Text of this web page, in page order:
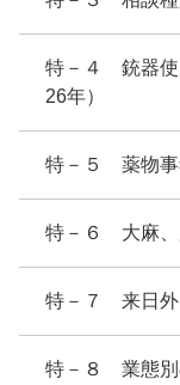
特－４ 銃器使
26年）
特－５ 薬物事
特－６ 大麻、
特－７ 来日外
特－８ 業態別